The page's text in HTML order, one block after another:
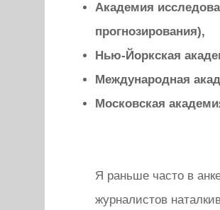
Академия
прогнозирования),
Нью-Йоркская
Международная
Московская
Я раньше часто в
журналистов